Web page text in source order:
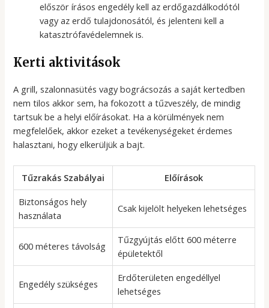
először írásos engedély kell az erdőgazdálkodótól
vagy az erdő tulajdonosától, és jelenteni kell a
katasztrófavédelemnek is.
Kerti aktivitások
A grill, szalonnasütés vagy bográcsozás a saját kertedben
nem tilos akkor sem, ha fokozott a tűzveszély, de mindig
tartsuk be a helyi előírásokat. Ha a körülmények nem
megfelelőek, akkor ezeket a tevékenységeket érdemes
halasztani, hogy elkerüljük a bajt.
Tűzrakás Szabályai
Előírások
Biztonságos hely
használata
Csak kijelölt helyeken lehetséges
600 méteres távolság
Tűzgyújtás előtt 600 méterre
épületektől
Engedély szükséges
Erdőterületen engedéllyel
lehetséges